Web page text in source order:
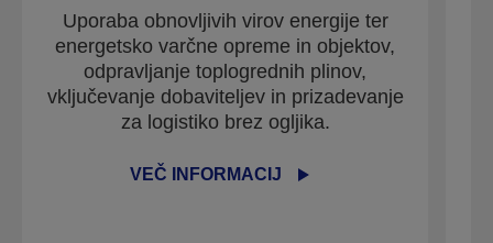
Uporaba obnovljivih virov energije ter
energetsko varčne opreme in objektov,
odpravljanje toplogrednih plinov,
vključevanje dobaviteljev in prizadevanje
za logistiko brez ogljika.
VEČ INFORMACIJ